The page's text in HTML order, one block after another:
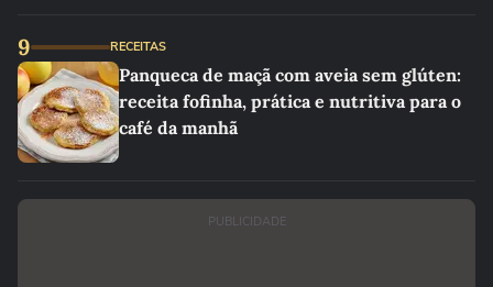
9 RECEITAS
Panqueca de maçã com aveia sem glúten:
receita fofinha, prática e nutritiva para o
café da manhã
PUBLICIDADE